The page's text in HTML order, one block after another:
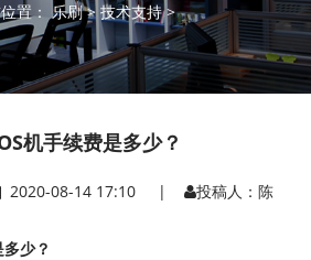
置： 乐刷> 技术支持>
机手续费是多少？
2020-08-14 17:10 | 投稿人：陈
少？